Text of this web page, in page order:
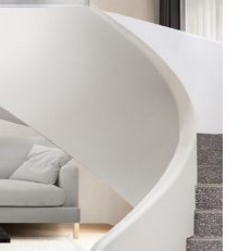
и декоративного